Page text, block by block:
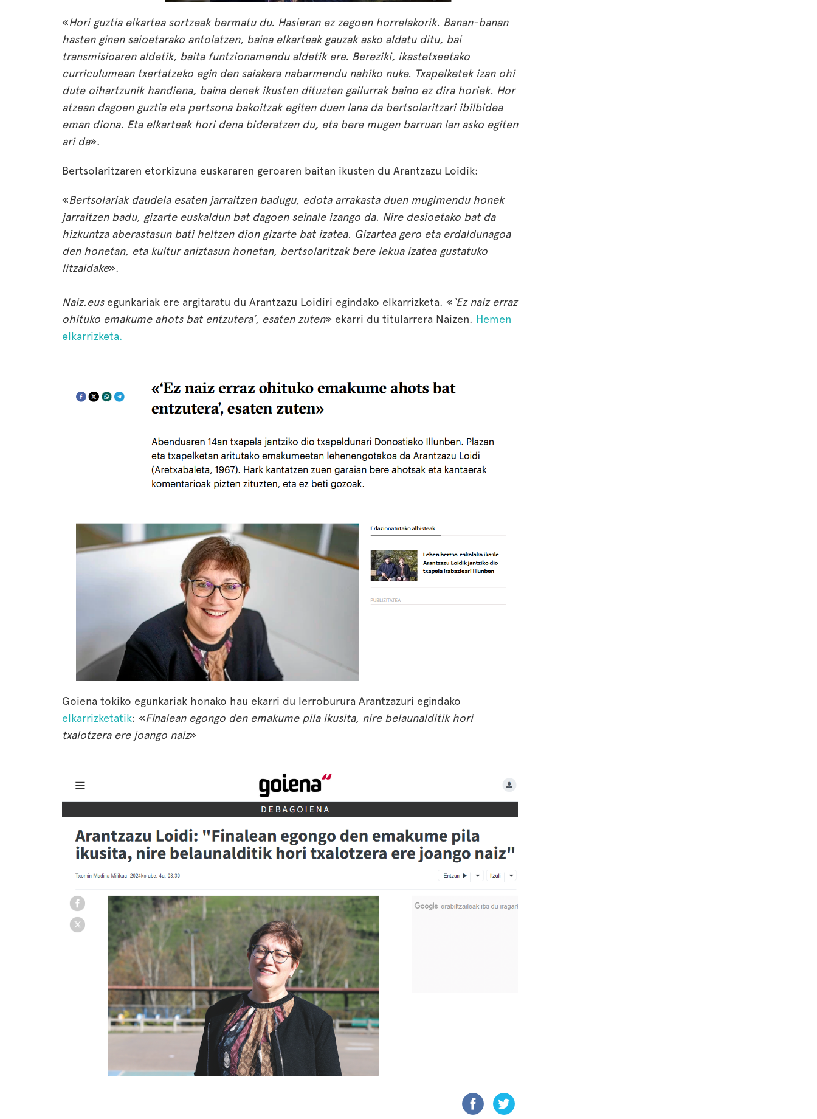
«Hori guztia elkartea sortzeak bermatu du. Hasieran ez zegoen horrelakorik. Banan-banan
hasten ginen saioetarako antolatzen, baina elkarteak gauzak asko aldatu ditu, bai
transmisioaren aldetik, baita funtzionamendu aldetik ere. Bereziki, ikastetxeetako
curriculumean txertatzeko egin den saiakera nabarmendu nahiko nuke. Txapelketek izan ohi
dute oihartzunik handiena, baina denek ikusten dituzten gailurrak baino ez dira horiek. Hor
atzean dagoen guztia eta pertsona bakoitzak egiten duen lana da bertsolaritzari ibilbidea
eman diona. Eta elkarteak hori dena bideratzen du, eta bere mugen barruan lan asko egiten
ari da».
Bertsolaritzaren etorkizuna euskararen geroaren baitan ikusten du Arantzazu Loidik:
«Bertsolariak daudela esaten jarraitzen badugu, edota arrakasta duen mugimendu honek
jarraitzen badu, gizarte euskaldun bat dagoen seinale izango da. Nire desioetako bat da
hizkuntza aberastasun bati heltzen dion gizarte bat izatea. Gizartea gero eta erdaldunagoa
den honetan, eta kultur aniztasun honetan, bertsolaritzak bere lekua izatea gustatuko
litzaidake».
Naiz.eusegunkariak ere argitaratu du Arantzazu Loidiri egindako elkarrizketa. « ‘Ez naiz erraz
ohituko emakume ahots bat entzutera’, esaten zuten» ekarri du titularrera Naizen. Hemen
elkarrizketa.
Goiena tokiko egunkariak honako hau ekarri du lerroburura Arantzazuri egindako
elkarrizketatik: «Finalean egongo den emakume pila ikusita, nire belaunalditik hori
txalotzera ere joango naiz»